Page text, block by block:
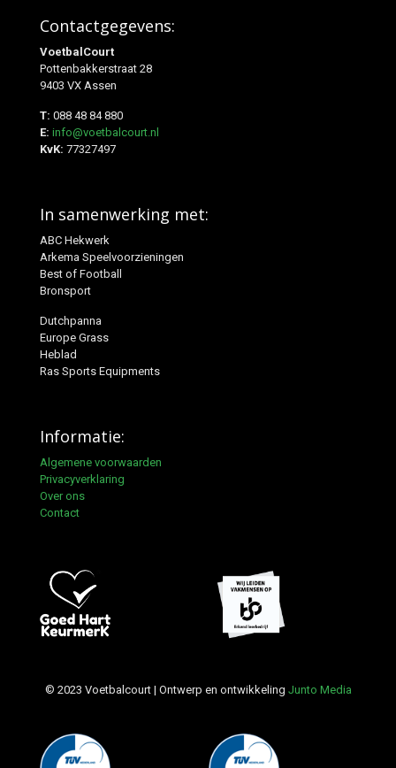
Contactgegevens:
VoetbalCourt
Pottenbakkerstraat 28
9403 VX Assen
T: 088 48 84 880
E: info@voetbalcourt.nl
KvK: 77327497
In samenwerking met:
ABC Hekwerk
Arkema Speelvoorzieningen
Best of Football
Bronsport
Dutchpanna
Europe Grass
Heblad
Ras Sports Equipments
Informatie:
Algemene voorwaarden
Privacyverklaring
Over ons
Contact
© 2023 Voetbalcourt | Ontwerp en ontwikkeling Junto Media